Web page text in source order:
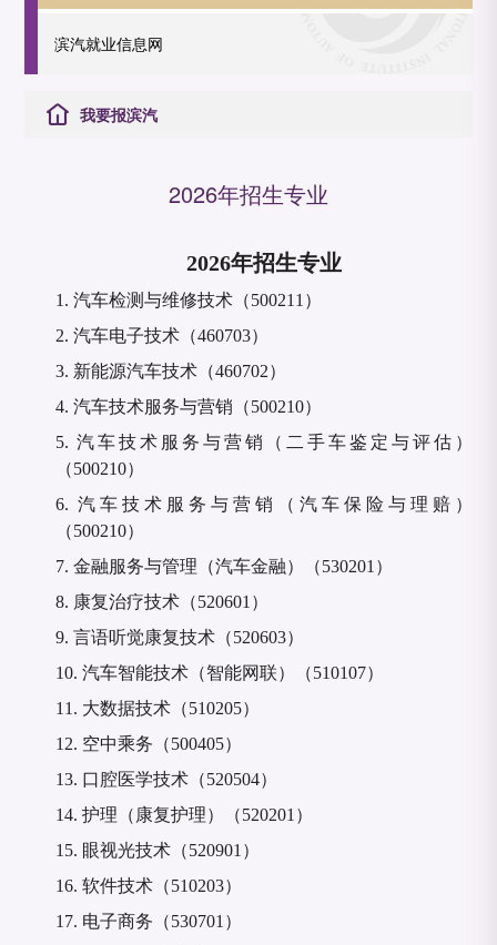
滨汽就业信息网
我要报滨汽
2026年招生专业
2026年招生专业
1.汽车检测与维修技术（500211）
2.汽车电子技术（460703）
3. 新能源汽车技术（460702）
4.汽车技术服务与营销（500210）
5.汽车技术服务与营销（二手车鉴定与评估）
（500210）
6.汽车技术服务与营销（汽车保险与理赔）
（500210）
7.金融服务与管理（汽车金融）（530201）
8. 康复治疗技术（520601）
9.言语听觉康复技术（520603）
10.汽车智能技术（智能网联）（510107）
11. 大数据技术（510205）
12. 空中乘务（500405）
13. 口腔医学技术（520504）
14.护理（康复护理）（520201）
15. 眼视光技术（520901）
16.软件技术（510203）
17. 电子商务（530701）